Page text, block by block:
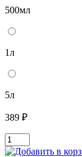
500мл
1л
5л
389 ₽